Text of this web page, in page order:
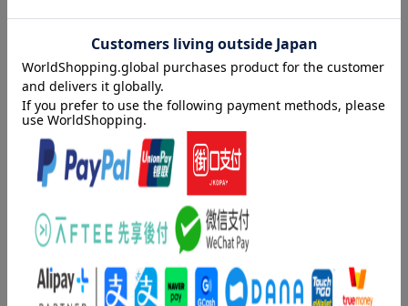
あなたの暮らしに合った「住まいづくり」を実現するヒント＆テ
クニックが満載。
目次（「BOOK」データベースより）
Ｐｒｏｌｏｇｕｅ 部屋づくりから“住まい像”を考えてみよう／
１ 毎日の暮らしがもっと心地良くなる“部屋別”快適で住みやすい
「家づくり」の基礎知識（玄関／階段＆廊下／リビング／和室
ほか）／２ 建てる・買う・リフォームする前に知っておきた
い！“目的別”住まいの機能＆しくみの基礎知識（風通しのきほん／
配管・配線のきほん／暑さ・寒さ対策のきほん／耐震のきほん